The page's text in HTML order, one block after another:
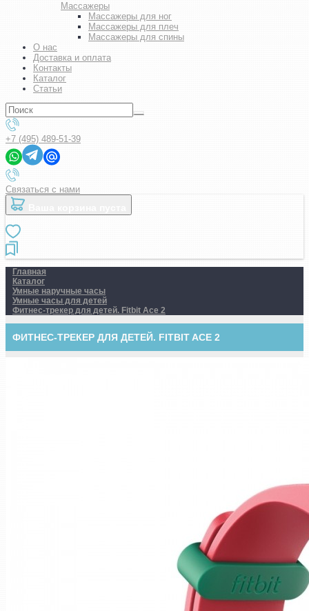
Массажеры
Массажеры для ног
Массажеры для плеч
Массажеры для спины
О нас
Доставка и оплата
Контакты
Каталог
Статьи
+7 (495) 489-51-39
Связаться с нами
Главная
Каталог
Умные наручные часы
Умные часы для детей
Фитнес-трекер для детей. Fitbit Ace 2
ФИТНЕС-ТРЕКЕР ДЛЯ ДЕТЕЙ. FITBIT ACE 2